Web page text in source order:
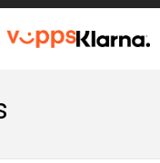
Trine Hammerstad